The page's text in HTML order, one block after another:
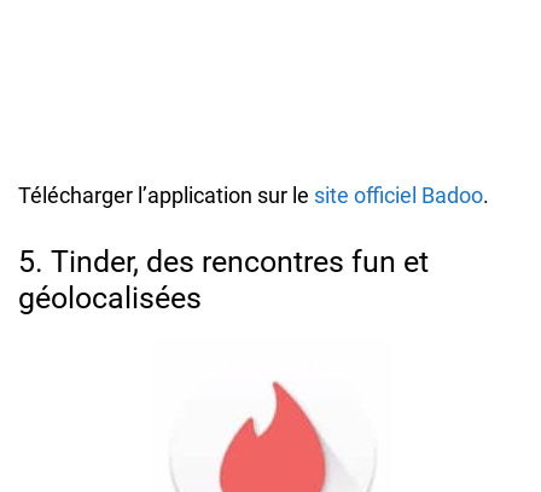
Télécharger l’application sur le site officiel Badoo.
5. Tinder, des rencontres fun et
géolocalisées